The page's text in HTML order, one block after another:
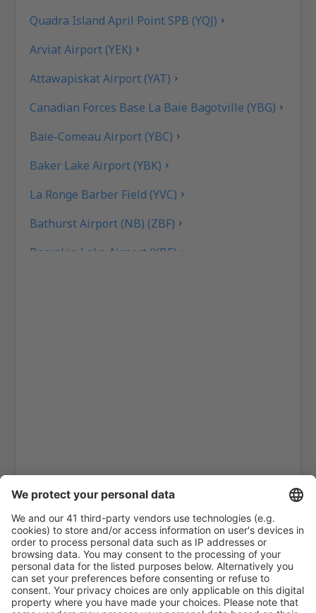
Quadra Island April Point SPB (YQJ)
Arviat Airport (YEK)
Attawapiskat Airport (YAT)
Canadian Forces Base La Baie Bagotville (YBG)
Baie-Comeau Airport (YBC)
Baker Lake Airport (YBK)
La Ronge Barber Field (YVC)
Bathurst Airport (NB) (ZBF)
Bearskin Lake Airport (XBE)
Delta Boundary Bay (YDT)
Brandon (YBR)
Toronto
Comox Airport (YQQ)